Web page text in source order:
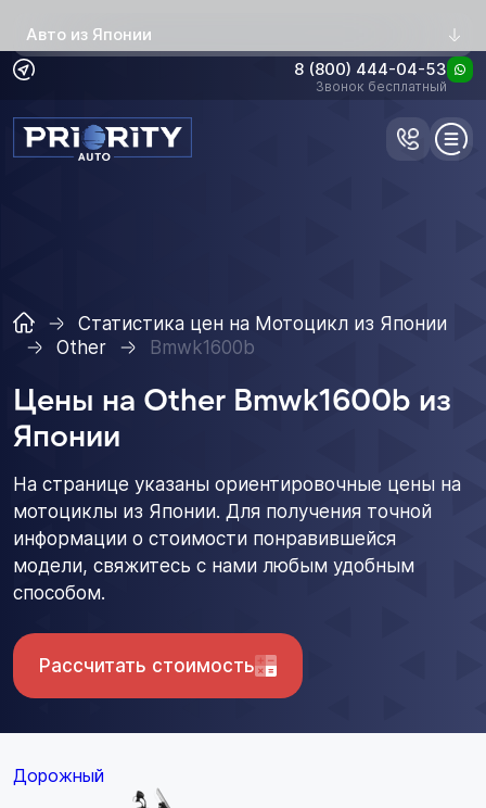
Авто из Японии
8 (800) 444-04-53
Звонок бесплатный
Статистика цен на Мотоцикл из Японии
Other
Bmwk1600b
Цены на Other Bmwk1600b из
Японии
На странице указаны ориентировочные цены на
мотоциклы из Японии. Для получения точной
информации о стоимости понравившейся
модели, свяжитесь с нами любым удобным
способом.
Рассчитать стоимость
Дорожный